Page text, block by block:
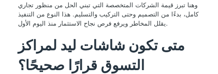
وهنا تبرز قيمة الشركات المتخصصة التي تبني الحل من منظور تجاري
كامل، بدءًا من التصميم وحتى التركيب والتسليم. هذا النوع من التنفيذ
يقلل المخاطر ويرفع فرص نجاح الاستثمار منذ اليوم الأول.
متى تكون شاشات ليد لمراكز
التسوق قرارًا صحيحًا؟